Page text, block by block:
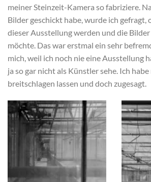
meiner Steinzeit-Kamera so fabriziere.
Bilder geschickt habe, wurde ich gefragt,
dieser Ausstellung werden und die
möchte. Das war erstmal ein sehr
mich, weil ich noch nie eine Ausstellung
ja so gar nicht als Künstler sehe. Ich
breitschlagen lassen und doch zugesagt.